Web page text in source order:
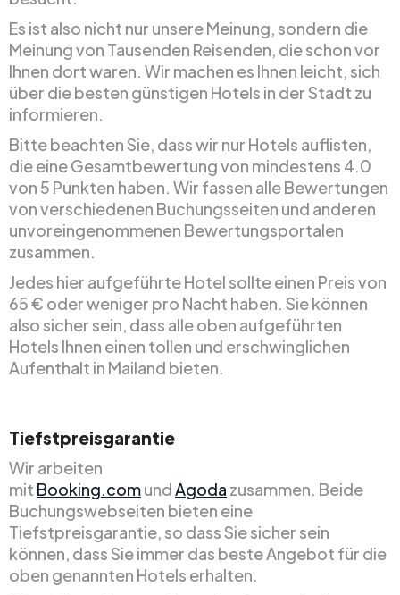
Es ist also nicht nur unsere Meinung, sondern die
Meinung von Tausenden Reisenden, die schon vor
Ihnen dort waren. Wir machen es Ihnen leicht, sich
über die besten günstigen Hotels in der Stadt zu
informieren.
Bitte beachten Sie, dass wir nur Hotels auflisten,
die eine Gesamtbewertung von mindestens 4.0
von 5 Punkten haben. Wir fassen alle Bewertungen
von verschiedenen Buchungsseiten und anderen
unvoreingenommenen Bewertungsportalen
zusammen.
Jedes hier aufgeführte Hotel sollte einen Preis von
65 € oder weniger pro Nacht haben. Sie können
also sicher sein, dass alle oben aufgeführten
Hotels Ihnen einen tollen und erschwinglichen
Aufenthalt in Mailand bieten.
Tiefstpreisgarantie
Wir arbeiten
mit Booking.comundAgoda zusammen. Beide
Buchungswebseiten bieten eine
Tiefstpreisgarantie, so dass Sie sicher sein
können, dass Sie immer das beste Angebot für die
oben genannten Hotels erhalten.